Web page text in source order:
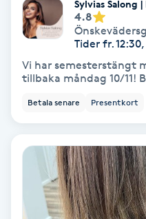
Fransförlängning Volym
Friskvård
Friskvårdsmassage
Sylvias Salong
4.8
Tider fr.
Vi har semesterstängt
tillbaka måndag 10/11!
Betala senare Presentkort